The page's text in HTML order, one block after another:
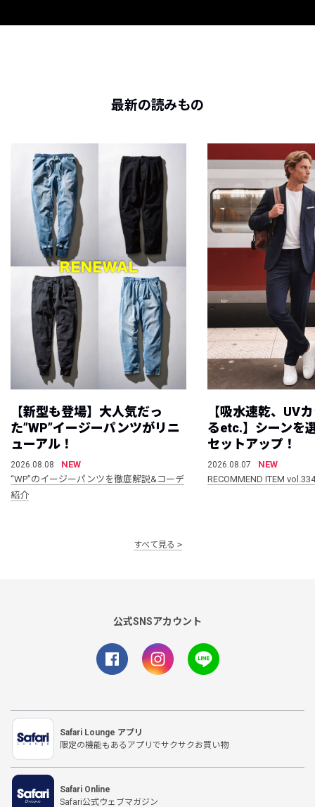
最新の読みもの
【新型も登場】大人気だっ
た”WP”イージーパンツがリニ
ューアル！
2026.08.08
NEW
“WP”のイージーパンツを徹底解説&コーデ
紹介
【吸水速乾、UV
るetc.】シーンを
セットアップ！
2026.08.07
NEW
RECOMMEND ITEM vol.334
すべて見る
公式SNSアカウント
Safari Lounge アプリ
限定の機能もあるアプリでサクサクお買い物
Safari Online
Safari公式ウェブマガジン